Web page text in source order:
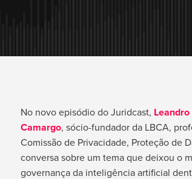
No novo episódio do Juridcast,
Camargo, sócio-fundador da LBCA,
Comissão de Privacidade, Proteção de
conversa sobre um tema que deixou o
governança da inteligência artificial